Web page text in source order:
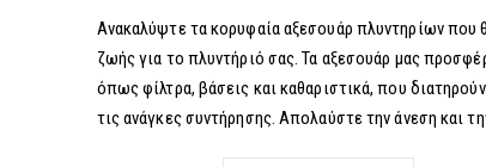
Ανακαλύψτε τα κορυφαία αξεσουάρ πλυντηρίων που
ζωής για το πλυντήριό σας. Τα αξεσουάρ μας
όπως φίλτρα, βάσεις και καθαριστικά, που
τις ανάγκες συντήρησης. Απολαύστε την άνεση και